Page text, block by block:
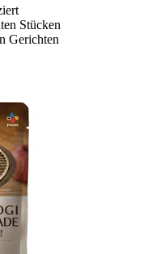
Stücken
Gerichten